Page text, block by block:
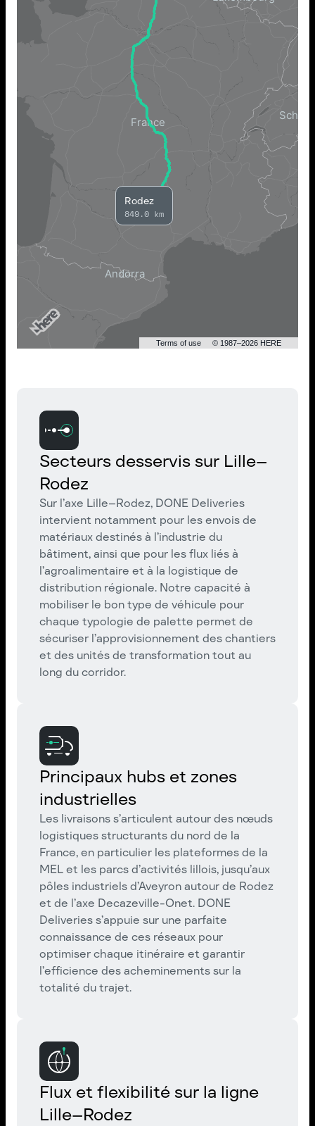
Rodez
849.0 km
Terms of use © 1987–2026 HERE
Secteurs desservis sur Lille–
Rodez
Sur l’axe Lille–Rodez, DONE Deliveries
intervient notamment pour les envois de
matériaux destinés à l’industrie du
bâtiment, ainsi que pour les flux liés à
l’agroalimentaire et à la logistique de
distribution régionale. Notre capacité à
mobiliser le bon type de véhicule pour
chaque typologie de palette permet de
sécuriser l’approvisionnement des chantiers
et des unités de transformation tout au
long du corridor.
Principaux hubs et zones
industrielles
Les livraisons s’articulent autour des nœuds
logistiques structurants du nord de la
France, en particulier les plateformes de la
MEL et les parcs d’activités lillois, jusqu’aux
pôles industriels d’Aveyron autour de Rodez
et de l’axe Decazeville-Onet. DONE
Deliveries s’appuie sur une parfaite
connaissance de ces réseaux pour
optimiser chaque itinéraire et garantir
l’efficience des acheminements sur la
totalité du trajet.
Flux et flexibilité sur la ligne
Lille–Rodez